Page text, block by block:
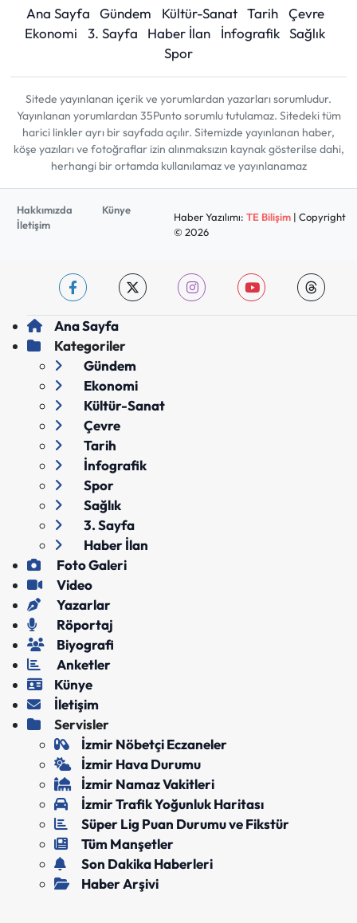
Ana Sayfa Gündem Kültür-Sanat Tarih
Çevre
Ekonomi
3. Sayfa Haber İlan İnfografik Sağlık
Spor
Sitede yayınlanan içerik ve yorumlardan yazarları sorumludur.
Yayınlanan yorumlardan 35Punto sorumlu tutulamaz. Sitedeki tüm
harici linkler ayrı bir sayfada açılır. Sitemizde yayınlanan haber,
köşe yazıları ve fotoğraflar izin alınmaksızın kaynak gösterilse dahi,
herhangi bir ortamda kullanılamaz ve yayınlanamaz
Hakkımızda
Künye
İletişim
Haber Yazılımı: TE Bilişim| Copyright
© 2026
Ana Sayfa
Kategoriler
Gündem
Ekonomi
Kültür-Sanat
Çevre
Tarih
İnfografik
Spor
Sağlık
3. Sayfa
Haber İlan
Foto Galeri
Video
Yazarlar
Röportaj
Biyografi
Anketler
Künye
İletişim
Servisler
İzmir Nöbetçi Eczaneler
İzmir Hava Durumu
İzmir Namaz Vakitleri
İzmir Trafik Yoğunluk Haritası
Süper Lig Puan Durumu ve Fikstür
Tüm Manşetler
Son Dakika Haberleri
Haber Arşivi